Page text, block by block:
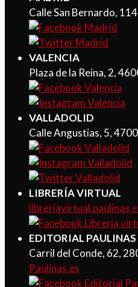
Calle San Bernardo,
VALENCIA
Plaza de la Reina, 2,
VALLADOLID
Calle Angustias, 5,
LIBRERÍA VIRTUAL
EDITORIAL PAULINAS
Carril del Conde, 62,
Paulinas.es